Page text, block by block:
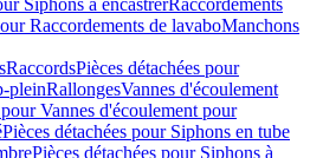
Siphons à encastrerRaccordements
Raccordements de lavaboManchons
RaccordsPièces détachées pour
pleinRallongesVannes d'écoulement
Vannes d'écoulement pour
Pièces détachées pour Siphons en tube
Pièces détachées pour Siphons à